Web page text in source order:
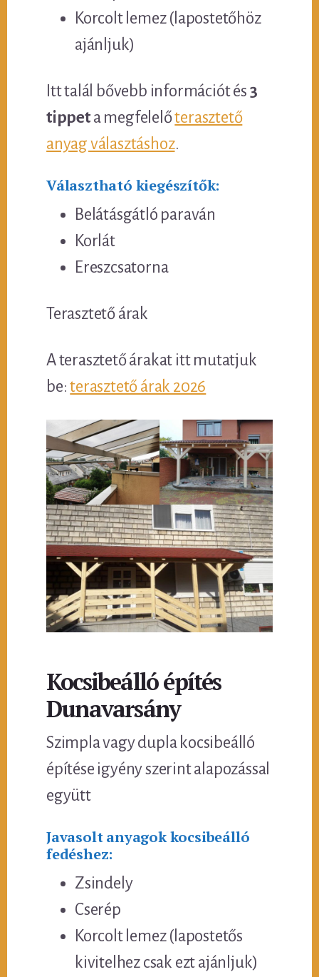
Korcolt lemez (lapostetőhöz
ajánljuk)
Itt talál bővebb információt és 3
tippeta megfelelőterasztető
anyag választáshoz.
Választható kiegészítők:
Belátásgátló paraván
Korlát
Ereszcsatorna
Terasztető árak
A terasztető árakat itt mutatjuk
be:terasztető árak 2026
Kocsibeálló építés
Dunavarsány
Szimpla vagy dupla kocsibeálló
építése igyény szerint alapozással
együtt
Javasolt anyagok kocsibeálló
fedéshez:
Zsindely
Cserép
Korcolt lemez (lapostetős
kivitelhez csak ezt ajánljuk)